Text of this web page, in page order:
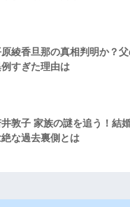
綾香旦那の真相判明か？
すぎた理由は
敦子 家族の謎を追う！結
な過去裏側とは